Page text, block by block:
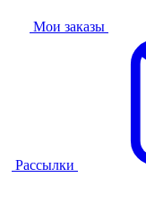
Мои заказы
Рассылки